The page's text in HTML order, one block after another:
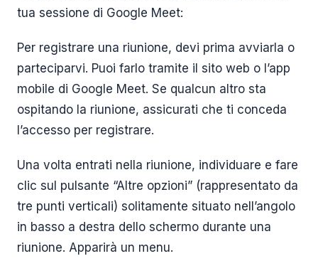
tua sessione di Google Meet:
Per registrare una riunione, devi prima avviarla o
parteciparvi. Puoi farlo tramite il sito web o l’app
mobile di Google Meet. Se qualcun altro sta
ospitando la riunione, assicurati che ti conceda
l’accesso per registrare.
Una volta entrati nella riunione, individuare e fare
clic sul pulsante “Altre opzioni” (rappresentato da
tre punti verticali) solitamente situato nell’angolo
in basso a destra dello schermo durante una
riunione. Apparirà un menu.